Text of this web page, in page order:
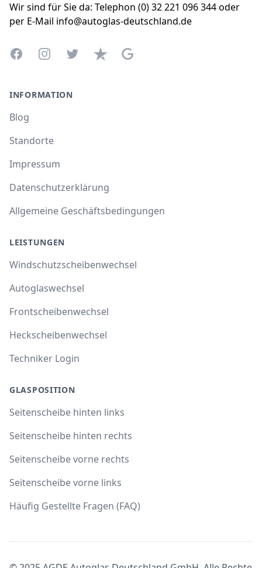
Wir sind für Sie da: Telephon (0) 32 221 096 344 oder
per E-Mail info@autoglas-deutschland.de
FacebookInstagramTwitterTrustpilotGoogle Business Profile
INFORMATION
Blog
Standorte
Impressum
Datenschutzerklärung
Allgemeine Geschäftsbedingungen
LEISTUNGEN
Windschutzscheibenwechsel
Autoglaswechsel
Frontscheibenwechsel
Heckscheibenwechsel
Techniker Login
GLASPOSITION
Seitenscheibe hinten links
Seitenscheibe hinten rechts
Seitenscheibe vorne rechts
Seitenscheibe vorne links
Häufig Gestellte Fragen (FAQ)